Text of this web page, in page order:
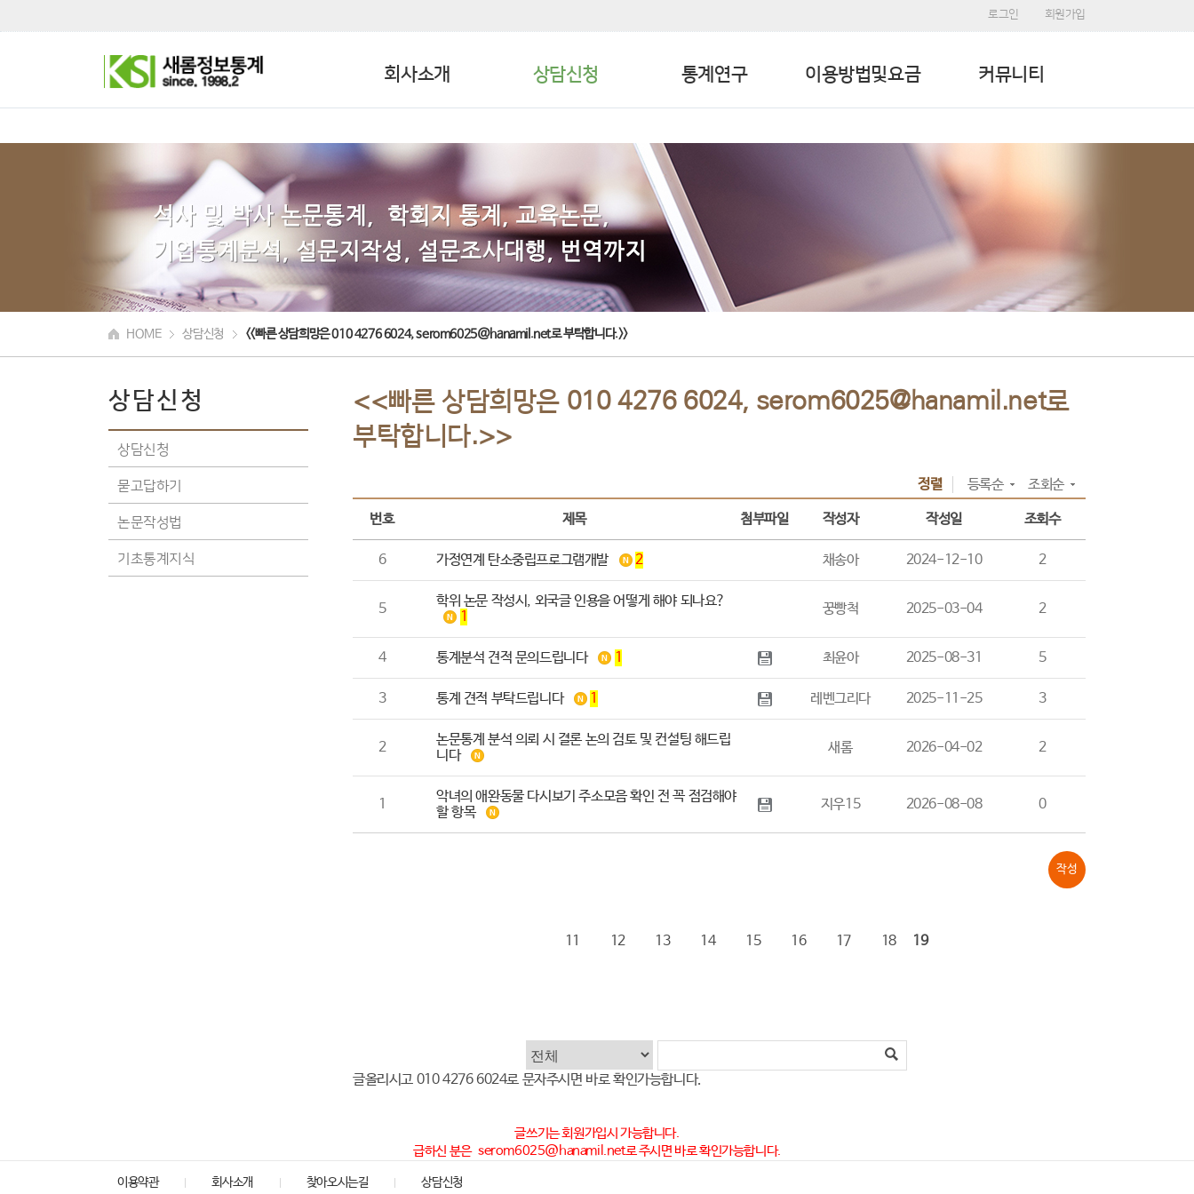
로그인 회원가입
회사소개 상담신청 통계연구 이용방법및요금 커뮤니티
HOME 상담신청 <<빠른 상담희망은 010 4276 6024, serom6025@hanamil.net로 부탁합니다.>>
상담신청
상담신청
묻고답하기
논문작성법
기초통계지식
<<빠른 상담희망은 010 4276 6024, serom6025@hanamil.net로
부탁합니다.>>
정렬 등록순 조회순
번호 제목 첨부파일 작성자 작성일 조회수
6 가정연계 탄소중립프로그램개발 2 채송아 2024-12-10 2
5
학위 논문 작성시, 외국글 인용을 어떻게 해야 되나요?
1
꿍빵척 2025-03-04 2
4 통계분석 견적 문의드립니다 1 최윤아 2025-08-31 5
3 통계 견적 부탁드립니다 1 레벤그리다 2025-11-25 3
2
논문통계 분석 의뢰 시 결론 논의 검토 및 컨설팅 해드립
니다
새롬 2026-04-02 2
1
악녀의 애완동물 다시보기 주소모음 확인 전 꼭 점검해야
할 항목
지우15 2026-08-08 0
작성
11 12 13 14 15 16 17 18 19
글올리시고 010 4276 6024로 문자주시면 바로 확인가능합니다.
글쓰기는 회원가입시 가능합니다.
급하신 분은 serom6025@hanamil.net로 주시면 바로 확인가능합니다.
이용약관 회사소개 찾아오시는길 상담신청